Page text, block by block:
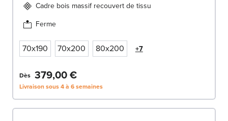
Cadre bois massif recouvert de tissu
Ferme
70x190 70x200 80x200 +7
Dès 379,00 €
Livraison sous 4 à 6 semaines